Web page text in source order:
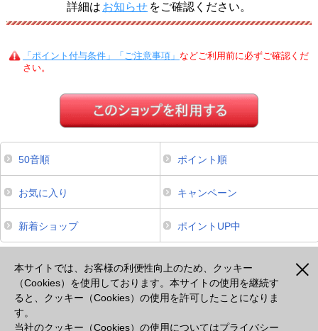
本サイトでは、お客様の利便性向上のため、クッキー
（Cookies）を使用しております。本サイトの使用を継続す
ると、クッキー（Cookies）の使用を許可したことになりま
す。
当社のクッキー（Cookies）の使用についてはプライバシー
詳細は お知らせ をご確認ください。
「ポイント付与条件」「ご注意事項」 などご利用前に必ずご確認くだ
さい。
50音順 ポイント順
お気に入り キャンペーン
新着ショップ ポイントUP中
注意事項 プライバシーポリシー セキュリティポリシー
cookie等の使用について